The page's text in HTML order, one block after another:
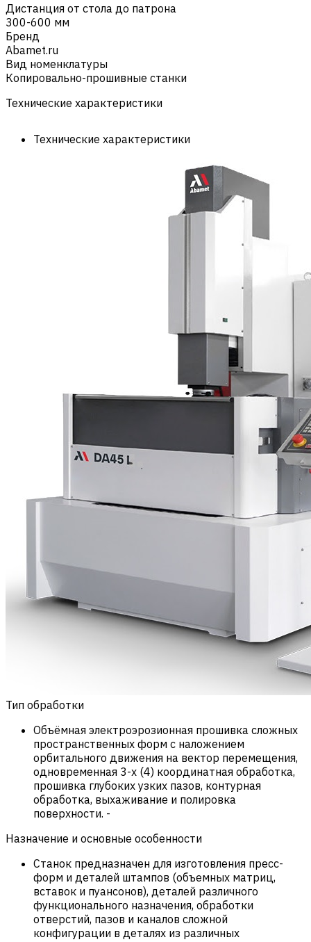
Дистанция от стола до патрона
300-600 мм
Бренд
Abamet.ru
Вид номенклатуры
Копировально-прошивные станки
Технические характеристики
Технические характеристики
Тип обработки
Объёмная электроэрозионная прошивка сложных
пространственных форм с наложением
орбитального движения на вектор перемещения,
одновременная 3-х (4) координатная обработка,
прошивка глубоких узких пазов, контурная
обработка, выхаживание и полировка
поверхности. -
Назначение и основные особенности
Станок предназначен для изготовления пресс-
форм и деталей штампов (объемных матриц,
вставок и пуансонов), деталей различного
функционального назначения, обработки
отверстий, пазов и каналов сложной
конфигурации в деталях из различных